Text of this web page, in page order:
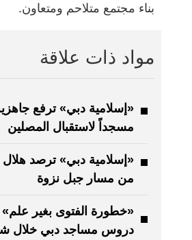
بناء مجتمع متلاحم ومتعاون.
مواد ذات علاقة
مسجداً لاستقبال المصلين
«إسلامية دبي» ترصد
من مسار جبل نزوة
«خطورة الفتوى بغير
دروس مساجد دبي خلال